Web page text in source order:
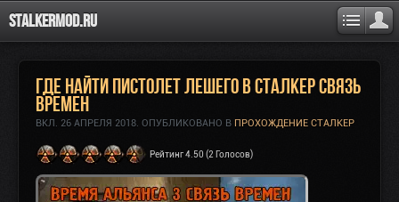
Stalkermod.ru
Где найти пистолет Лешего в сталкер Связь
Времен
ВКЛ. 26 АПРЕЛЯ 2018. ОПУБЛИКОВАНО В ПРОХОЖДЕНИЕ СТАЛКЕР
Рейтинг 4.50 (2 Голосов)